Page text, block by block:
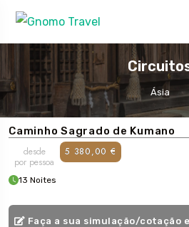
Ásia
Caminho Sagrado de Kumano
desde
por pessoa
5 380,00 €
13 Noites
Faça a sua simulação/cotação